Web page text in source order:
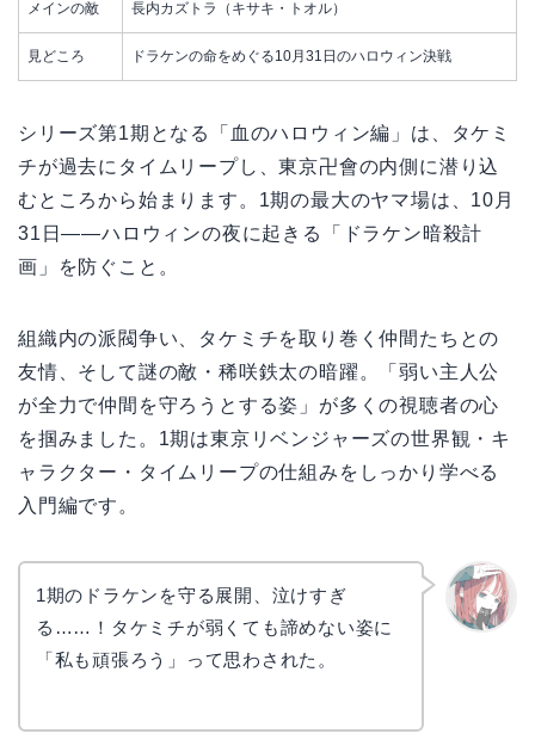
メインの敵 長内カズトラ（キサキ・トオル）
見どころ ドラケンの命をめぐる10月31日のハロウィン決戦
シリーズ第1期となる「血のハロウィン編」は、タケミ
チが過去にタイムリープし、東京卍會の内側に潜り込
むところから始まります。1期の最大のヤマ場は、10月
31日——ハロウィンの夜に起きる「ドラケン暗殺計
画」を防ぐこと。
組織内の派閥争い、タケミチを取り巻く仲間たちとの
友情、そして謎の敵・稀咲鉄太の暗躍。「弱い主人公
が全力で仲間を守ろうとする姿」が多くの視聴者の心
を掴みました。1期は東京リベンジャーズの世界観・キ
ャラクター・タイムリープの仕組みをしっかり学べる
入門編です。
1期のドラケンを守る展開、泣けすぎ
る……！タケミチが弱くても諦めない姿に
「私も頑張ろう」って思わされた。